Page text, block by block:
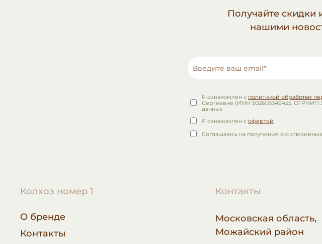
Получайте скидки
нашими
Я ознакомлен с политикой обработки
Сергеевне (ИНН 502603349455, ОГРНИП
данных
Я ознакомлен с офертой
Соглашаюсь на получение
Колхоз номер 1
О бренде
Контакты
Контакты
Московская область,
Можайский район